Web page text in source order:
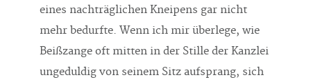
eines nachträglichen Kneipens gar nicht
mehr bedurfte. Wenn ich mir überlege, wie
Beißzange oft mitten in der Stille der Kanzlei
ungeduldig von seinem Sitz aufsprang, sich